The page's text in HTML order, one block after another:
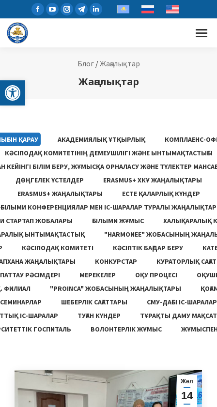
Open toolbar
Блог/Жаңалықтар
Жаңалықтар
ҚАРАУ АКАДЕМИЯЛЫҚ ҰТҚЫРЛЫҚ
КОМПЛАЕНС-
КӘСІПОДАҚ КОМИТЕТІНІҢ ДЕМЕУШІЛІГІ ЖӘНЕ ЫНТЫМАҚТАСТЫҒЫ
КЕЙІНГІ БІЛІМ БЕРУ, ЖҰМЫСҚА ОРНАЛАСУ ЖƏНЕ ТҮЛЕКТЕР
ДӨҢГЕЛЕК ҮСТЕЛДЕР
ERASMUS+ ХКҰ ЖАҢАЛЫҚТАРЫ
ERASMUS+ ЖАҢАЛЫҚТАРЫ
ЕСТЕ ҚАЛАРЛЫҚ КҮНДЕР
ҒЫЛЫМИ КОНФЕРЕНЦИЯЛАР МЕН ІС-ШАРАЛАР ТУРАЛЫ ЖАҢАЛЫҚТАР
СТАРТАП ЖОБАЛАРЫ
ҒЫЛЫМИ ЖҰМЫС
ХАЛЫҚАРАЛЫҚ
ЫНТЫМАҚТАСТЫҚ
"HARMONEE" ЖОБАСЫНЫҢ
КӘСІПОДАҚ КОМИТЕТІ КӘСІПТІК БАҒДАР БЕРУ
ЖАҢАЛЫҚТАРЫ
КОНКУРСТАР
КУРАТОРЛЫҚ
РӘСІМДЕРІ
МЕРЕКЕЛЕР ОҚУ ПРОЦЕСІ
ФИЛИАЛ
"PROINCA" ЖОБАСЫНЫҢ ЖАҢАЛЫҚТАРЫ
СЕМИНАРЛАР
ШЕБЕРЛІК САҒАТТАРЫ
СМУ-ДАҒЫ ІС-ШАРАЛАР
ІС-ШАРАЛАР
ТУҒАН КҮНДЕР
ТҰРАҚТЫ ДАМУ
ГОСПИТАЛЬ
ВОЛОНТЕРЛІК ЖҰМЫС
Жел
14